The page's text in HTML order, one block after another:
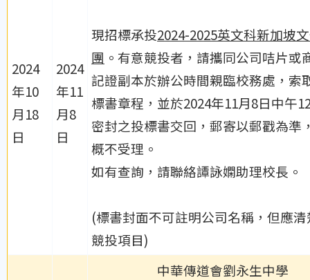
2024
年10
月18
日
2024
年11
月8
日
現招標承投2024-2025英文科新加坡
團 。有意競投者，請攜同公司咭片或
記證副本於辦公時間親臨校務處，索
標書章程，並於2024年11月8日中午
密封之投標書交回，郵寄以郵戳為準
概不受理。
如有查詢，請聯絡譚詠嫻助理校長。
(標書封面不可註明公司名稱，但應
競投項目)
中華傳道會劉永生中學